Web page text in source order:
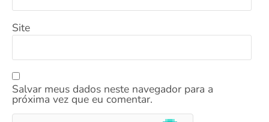
Site
Salvar meus dados neste navegador para a
próxima vez que eu comentar.